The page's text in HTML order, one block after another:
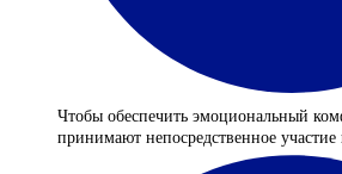
Чтобы обеспечить эмоциональный
принимают непосредственное участие